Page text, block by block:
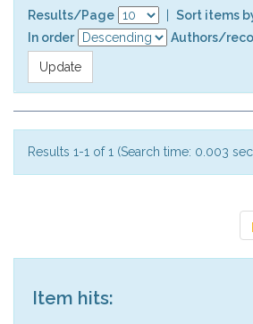
Results/Page
Sort items
In order
Authors/
Results 1-1 of 1 (Search time: 0.003
Item hits: